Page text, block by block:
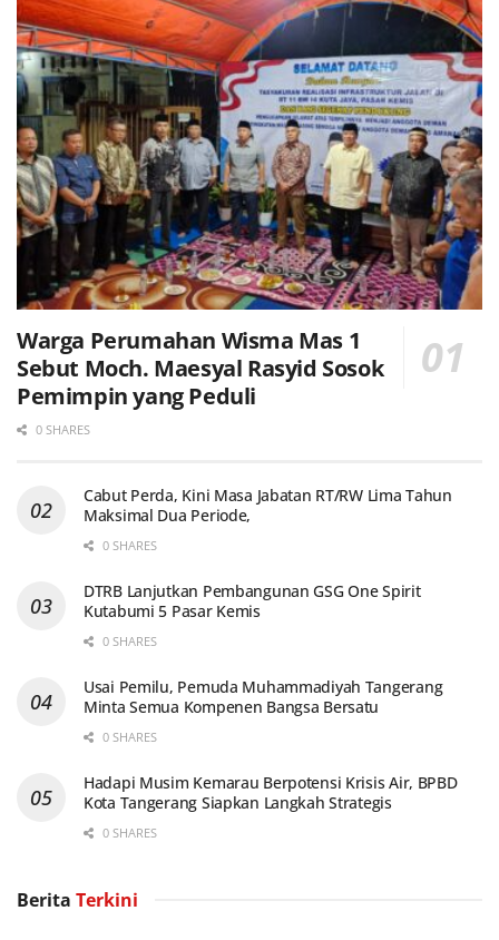
Warga Perumahan Wisma Mas 1
Sebut Moch. Maesyal Rasyid Sosok
Pemimpin yang Peduli
0 SHARES
Cabut Perda, Kini Masa Jabatan RT/RW Lima Tahun
Maksimal Dua Periode,
0 SHARES
DTRB Lanjutkan Pembangunan GSG One Spirit
Kutabumi 5 Pasar Kemis
0 SHARES
Usai Pemilu, Pemuda Muhammadiyah Tangerang
Minta Semua Kompenen Bangsa Bersatu
0 SHARES
Hadapi Musim Kemarau Berpotensi Krisis Air, BPBD
Kota Tangerang Siapkan Langkah Strategis
0 SHARES
Berita Terkini